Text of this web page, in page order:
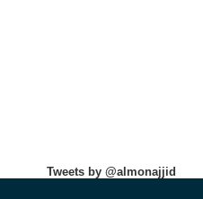
Tweets by @almonajjid